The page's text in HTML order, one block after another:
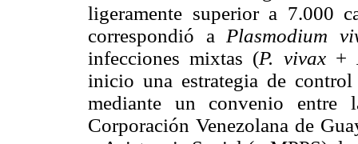
ligeramente superior a 7.000
correspondió a Plasmodium
infecciones mixtas (P. vivax +
inicio una estrategia de
mediante un convenio entre
Corporación Venezolana de